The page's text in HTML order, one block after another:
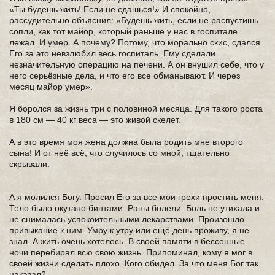
«Ты будешь жить! Если не сдашься!» И спокойно,
рассудительно объяснил: «Будешь жить, если не распустишь
сопли, как тот майор, который раньше у нас в госпитале
лежал. И умер. А почему? Потому, что морально скис, сдался.
Его за это невзлюбил весь госпиталь. Ему сделали
незначительную операцию на печени. А он внушил себе, что у
него серьёзные дела, и что его все обманывают. И через
месяц майор умер».
Я боролся за жизнь три с половиной месяца. Для такого роста
в 180 см — 40 кг веса — это живой скелет.
А в это время моя жена должна была родить мне второго
сына! И от неё всё, что случилось со мной, тщательно
скрывали.
А я молился Богу. Просил Его за все мои грехи простить меня.
Тело было окутано бинтами. Раны болели. Боль не утихала и
не снималась успокоительными лекарствами. Произошло
привыкание к ним. Умру к утру или ещё день проживу, я не
знал. А жить очень хотелось. В своей памяти в бессонные
ночи перебирал всю свою жизнь. Припоминал, кому я мог в
своей жизни сделать плохо. Кого обидел. За что меня Бог так